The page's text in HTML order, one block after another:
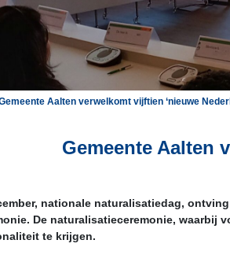
Aalten verwelkomt vijftien ‘nieuwe
Gemeente Aalten
nationale naturalisatiedag,
De naturalisatieceremonie, waarbij
te krijgen.